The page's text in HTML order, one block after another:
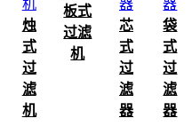
烛
式
过
滤
机
板式
过滤
机
芯
式
过
滤
器
袋
式
过
滤
器